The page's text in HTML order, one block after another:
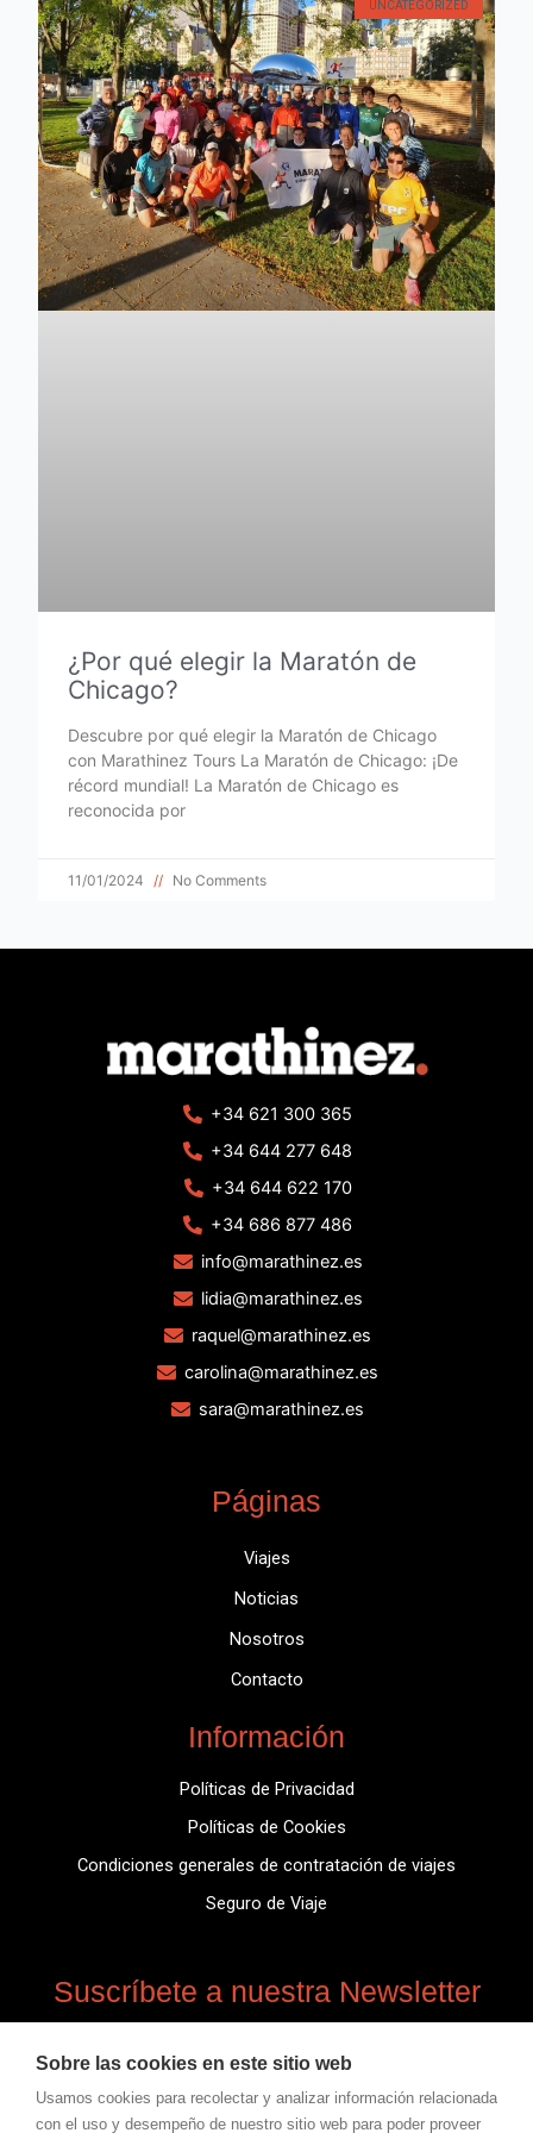
UNCATEGORIZED
¿Por qué elegir la Maratón de
Chicago?
Descubre por qué elegir la Maratón de Chicago
con Marathinez Tours La Maratón de Chicago: ¡De
récord mundial! La Maratón de Chicago es
reconocida por
11/01/2024 No Comments
+34 621 300 365
+34 644 277 648
+34 644 622 170
+34 686 877 486
info@marathinez.es
lidia@marathinez.es
raquel@marathinez.es
carolina@marathinez.es
sara@marathinez.es
Páginas
Viajes
Noticias
Nosotros
Contacto
Información
Políticas de Privacidad
Políticas de Cookies
Condiciones generales de contratación de viajes
Seguro de Viaje
Suscríbete a nuestra Newsletter
noticias, información de novedades.
Sobre las cookies en este sitio web
Usamos cookies para recolectar y analizar información relacionada
con el uso y desempeño de nuestro sitio web para poder proveer